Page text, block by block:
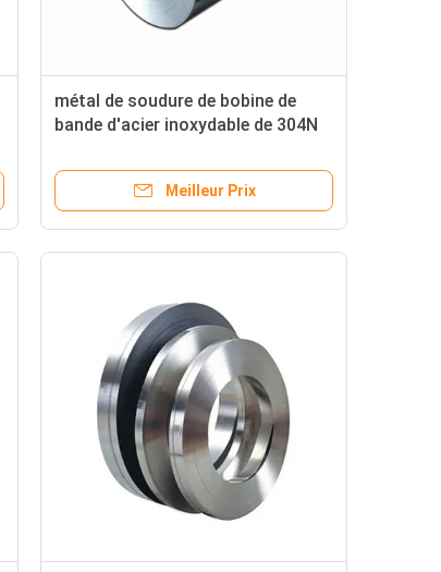
métal de soudure de bobine de
bande d'acier inoxydable de 304N
Meilleur Prix